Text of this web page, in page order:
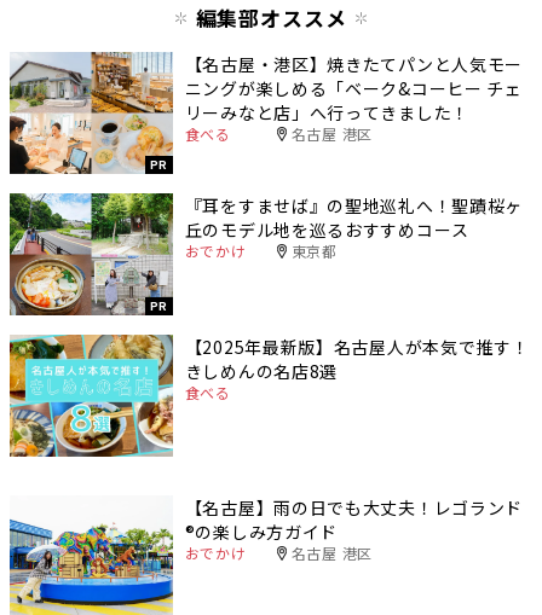
編集部オススメ
PR
【名古屋・港区】焼きたてパンと人気モー
ニングが楽しめる「ベーク&コーヒー チェ
リーみなと店」へ行ってきました！
食べる 名古屋 港区
PR
『耳をすませば』の聖地巡礼へ！聖蹟桜ヶ
丘のモデル地を巡るおすすめコース
おでかけ 東京都
【2025年最新版】名古屋人が本気で推す！
きしめんの名店8選
食べる
【名古屋】雨の日でも大丈夫！レゴランド
®️の楽しみ方ガイド
おでかけ 名古屋 港区